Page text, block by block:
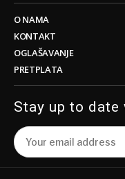
Prevoz
Trgovina
Insights
Intervju
Okrugli
sto
Insights
Intervju
Mišljenje
Okrugli
sto
Analiza
O NAMA
KONTAKT
OGLAŠAVANJE
PRETPLATA
Stay up to